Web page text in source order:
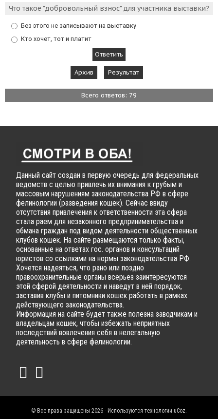
Что такое "добровольный взнос" для участника выставки?
Без этого не записывают на выставку
Кто хочет, тот и платит
Архив Результат
Всего ответов: 79
Данный сайт создан в первую очередь для федеральных
ведомств с целью привлечь их внимания к грубым и
массовым нарушениям законодательства РФ в сфере
фелинологии (разведения кошек). Сейчас ввиду
отсутствия привлечения к ответственности эта сфера
стала раем для незаконного предпринимательства и
обмана граждан под видом деятельности общественных
клубов кошек. На сайте размещаются только факты,
основанные на ответах гос. органов и консультаций
юристов со ссылками на нормы законодательства РФ.
Хочется надеяться, что рано или поздно
правоохранительные органы всерьез заинтересуются
этой сферой деятельности и наведут в ней порядок,
заставив клубы и питомники кошек работать в рамках
действующего законодательства.
Информация на сайте будет также полезна заводчикам и
владельцам кошек, чтобы избежать неприятных
последствий вовлечения себя в нелегальную
деятельность в сфере фелинологии.
© Все права защищены 2026 - Используются технологии uCoz